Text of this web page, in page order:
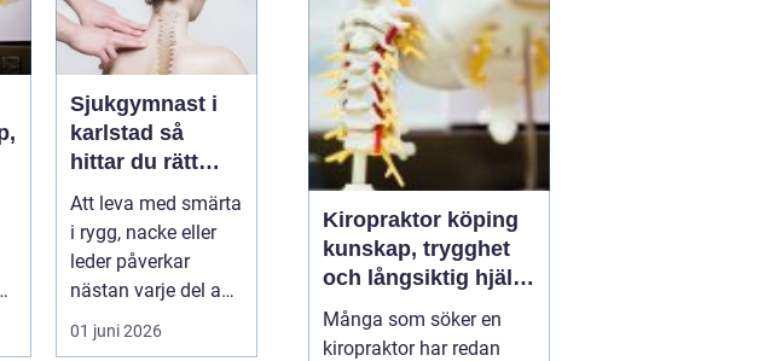
Sjukgymnast i
karlstad så
hittar du rätt
hjälp för smärta
och besvär
Att leva med smärta
i rygg, nacke eller
leder påverkar
nästan varje del av
vardagen. En
person som s...
01 juni 2026
Kiropraktor köping
kunskap, trygghet
och långsiktig hjälp
för ryggen
Många som söker en
kiropraktor har redan